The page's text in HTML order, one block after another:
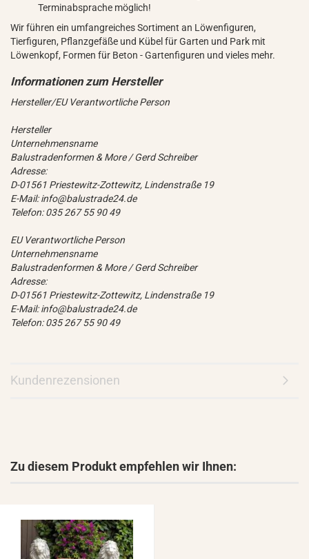
Terminabsprache möglich!
Wir führen ein umfangreiches Sortiment an Löwenfiguren,
Tierfiguren, Pflanzgefäße und Kübel für Garten und Park mit
Löwenkopf, Formen für Beton - Gartenfiguren und vieles mehr.
Hersteller/EU Verantwortliche Person
Hersteller
Unternehmensname
Balustradenformen & More / Gerd Schreiber
Adresse:
D-01561 Priestewitz-Zottewitz, Lindenstraße 19
E-Mail: info@balustrade24.de
Telefon: 035 267 55 90 49
EU Verantwortliche Person
Unternehmensname
Balustradenformen & More / Gerd Schreiber
Adresse:
D-01561 Priestewitz-Zottewitz, Lindenstraße 19
E-Mail: info@balustrade24.de
Telefon: 035 267 55 90 49
Kundenrezensionen
Zu diesem Produkt empfehlen wir Ihnen: